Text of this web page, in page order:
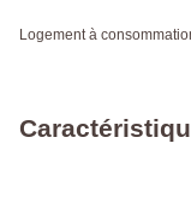
Logement à